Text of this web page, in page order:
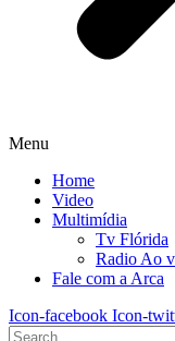
Menu
Home
Video
Multimídia
Tv Flórida
Radio Ao
Fale com a Arca
Icon-facebook Icon-